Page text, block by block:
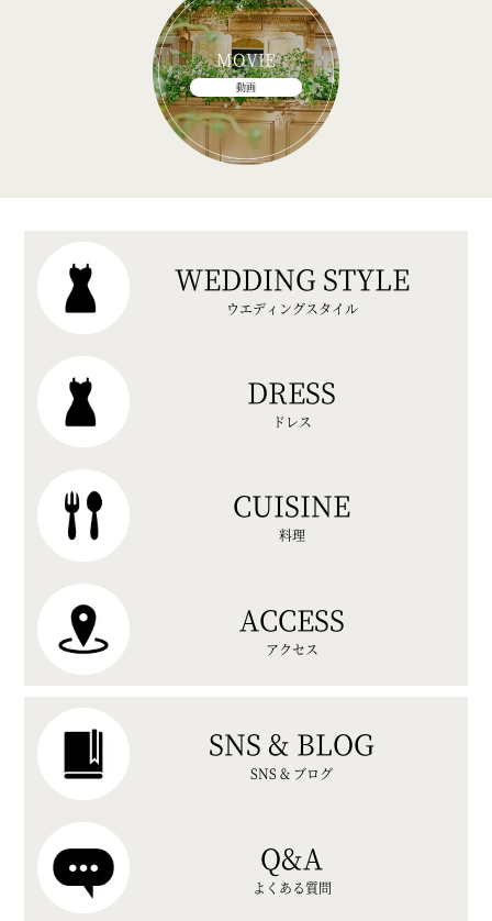
MOVIE
動画
WEDDING STYLE
ウエディングスタイル
DRESS
ドレス
CUISINE
料理
ACCESS
アクセス
SNS & BLOG
SNS & ブログ
Q&A
よくある質問